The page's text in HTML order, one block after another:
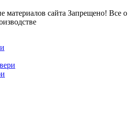
материалов сайта Запрещено! Все о